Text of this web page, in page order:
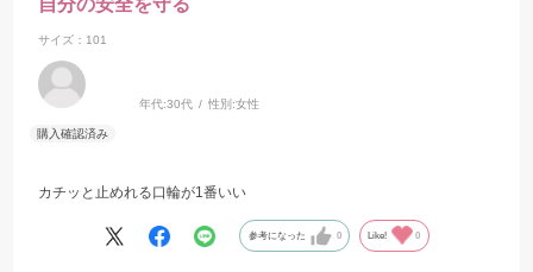
自分の安全を守る
サイズ：101
年代:30代 性別:女性
カチッと止めれる口輪が1番いい
参考になった 0 Like! 0